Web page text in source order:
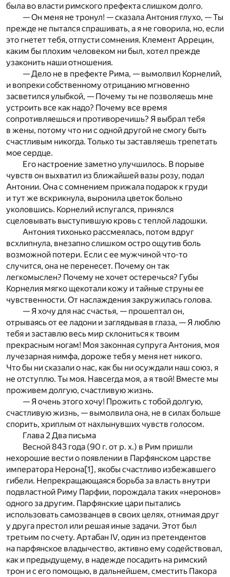
была во власти римского префекта слишком долго.
— Он меня не тронул! — сказала Антония глухо, — Ты
прежде не пытался спрашивать, а я не говорила, но, если
это гнетет тебя, отпусти сомнения. Клемент Аррецин,
каким бы плохим человеком ни был, хотел прежде
узаконить наши отношения.
— Дело не в префекте Рима, — вымолвил Корнелий,
и вопреки собственному отрицанию мгновенно
засветился улыбкой, — Почему ты не позволяешь мне
устроить все как надо? Почему все время
сопротивляешься и противоречишь? Я выбрал тебя
в жены, потому что ни с одной другой не смогу быть
счастливым никогда. Только ты заставляешь трепетать
мое сердце.
Его настроение заметно улучшилось. В порыве
чувств он выхватил из ближайшей вазы розу, подал
Антонии. Она с сомнением прижала подарок к груди
и тут же вскрикнула, выронила цветок больно
уколовшись. Корнелий испугался, принялся
сцеловывать выступившую кровь с теплой ладошки.
Антония тихонько рассмеялась, потом вдруг
всхлипнула, внезапно слишком остро ощутив боль
возможной потери. Если с ее мужчиной что-то
случится, она не перенесет. Почему он так
легкомыслен? Почему не хочет остеречься? Губы
Корнелия мягко щекотали кожу и тайные струны ее
чувственности. От наслаждения закружилась голова.
— Я хочу для нас счастья, — прошептал он,
отрываясь от ее ладони и заглядывая в глаза, — Я люблю
тебя и заставлю весь мир склониться к твоим
прекрасным ногам! Моя законная супруга Антония, моя
лучезарная нимфа, дороже тебя у меня нет никого.
Что бы ни сказали о нас, как бы ни осуждали наш союз, я
не отступлю. Ты моя. Навсегда моя, а я твой! Вместе мы
проживем долгую, счастливую жизнь.
— Я очень этого хочу! Прожить с тобой долгую,
счастливую жизнь, — вымолвила она, не в силах больше
спорить, хриплым от нахлынувших чувств голосом.
Глава 2 Два письма
Весной 843 года (90 г. от р. х.) в Рим пришли
нехорошие вести о появлении в Парфянском царстве
императора Нерона[1], якобы счастливо избежавшего
гибели. Непрекращающаяся борьба за власть внутри
подвластной Риму Парфии, порождала таких «неронов»
одного за другим. Парфянские цари пытались
использовать самозванцев в своих целях, отнимая друг
у друга престол или решая иные задачи. Этот был
третьим по счету. Артабан IV, один из претендентов
на парфянское владычество, активно ему содействовал,
как и предыдущему, в надежде посадить на римский
трон и с его помощью, в дальнейшем, сместить Пакора